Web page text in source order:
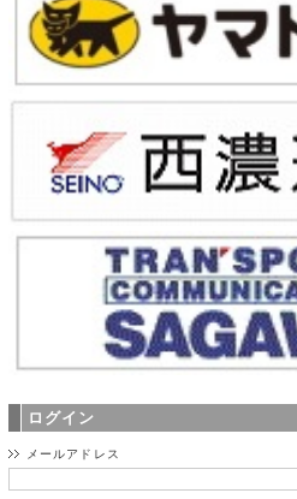
ログイン
メールアドレス